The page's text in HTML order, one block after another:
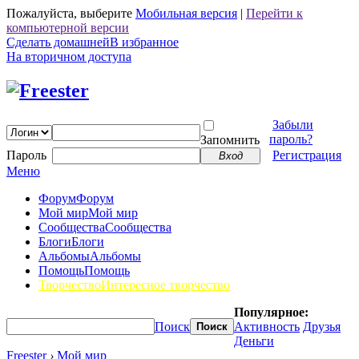
Пожалуйста, выберите Мобильная версия | Перейти к
компьютерной версии
Сделать домашнейВ избранное
На вторичном доступа
Запомнить
Забыли
пароль?
Пароль
Вход
Регистрация
Меню
ФорумФорум
Мой мирМой мир
СообществаСообщества
БлогиБлоги
АльбомыАльбомы
ПомощьПомощь
ТворчествоИнтересное творчество
Поиск Поиск
Популярное:
Активность Друзья
Деньги
Freester › Мой мир